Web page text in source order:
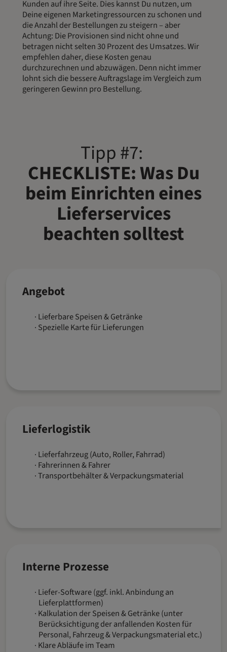
Kunden auf ihre Seite. Dies kannst Du nutzen, um
Deine eigenen Marketingressourcen zu schonen und
die Anzahl der Bestellungen zu steigern – aber
Achtung: Die Provisionen sind nicht ohne und
betragen nicht selten 30 Prozent des Umsatzes. Wir
empfehlen daher, diese Kosten genau
durchzurechnen und abzuwägen. Denn nicht immer
lohnt sich die bessere Auftragslage im Vergleich zum
geringeren Gewinn pro Bestellung.
Tipp #7:
CHECKLISTE: Was Du
beim Einrichten eines
Lieferservices
beachten solltest
Angebot
Lieferbare Speisen & Getränke
Spezielle Karte für Lieferungen
Lieferlogistik
Lieferfahrzeug (Auto, Roller, Fahrrad)
Fahrerinnen & Fahrer
Transportbehälter & Verpackungsmaterial
Interne Prozesse
Liefer-Software (ggf. inkl. Anbindung an
Lieferplattformen)
Kalkulation der Speisen & Getränke (unter
Berücksichtigung der anfallenden Kosten für
Personal, Fahrzeug & Verpackungsmaterial etc.)
Klare Abläufe im Team